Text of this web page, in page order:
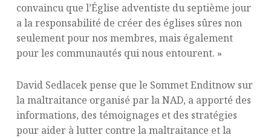
convaincu que l’Église adventiste du septième jour
a la responsabilité de créer des églises sûres non
seulement pour nos membres, mais également
pour les communautés qui nous entourent. »
David Sedlacek pense que le Sommet Enditnow sur
la maltraitance organisé par la NAD, a apporté des
informations, des témoignages et des stratégies
pour aider à lutter contre la maltraitance et la